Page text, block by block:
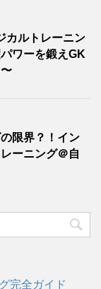
カルトレーニン
ワーを鍛えGK
限界？！イン
ーニング＠自
完全ガイド